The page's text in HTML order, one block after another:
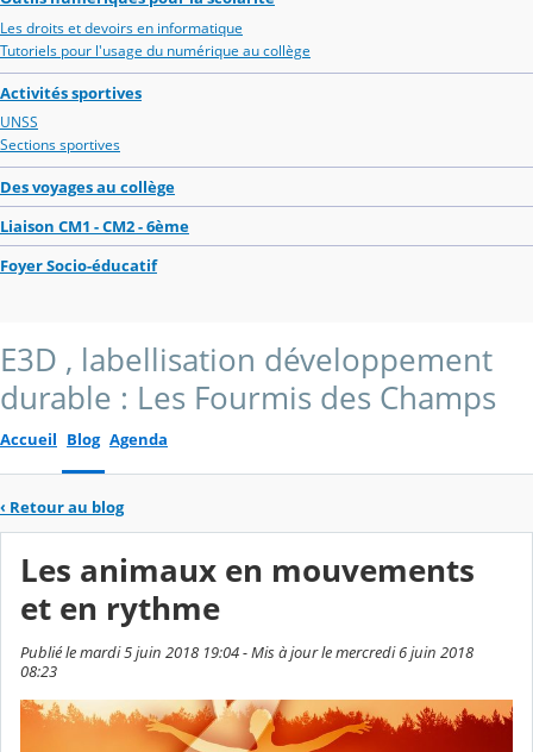
Les droits et devoirs en informatique
Tutoriels pour l'usage du numérique au collège
Activités sportives
UNSS
Sections sportives
Des voyages au collège
Liaison CM1 - CM2 - 6ème
Foyer Socio-éducatif
E3D , labellisation développement
durable : Les Fourmis des Champs
Accueil Blog Agenda
‹ Retour au blog
Les animaux en mouvements
et en rythme
Publié le mardi 5 juin 2018 19:04 - Mis à jour le mercredi 6 juin 2018
08:23